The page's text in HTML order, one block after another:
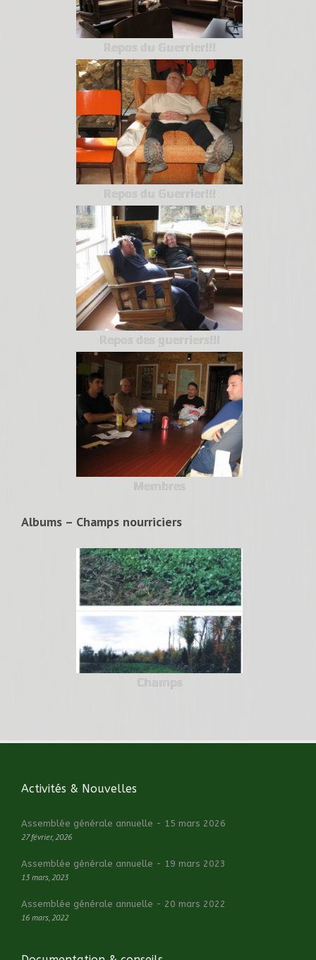
Repos du Guerrier!!!
Repos du Guerrier!!!
Repos des guerriers!!!
Membres
Albums – Champs nourriciers
Champs
Activités & Nouvelles
Assemblée générale annuelle - 15 mars 2026
27 février, 2026
Assemblée générale annuelle - 19 mars 2023
13 mars, 2023
Assemblée générale annuelle - 20 mars 2022
16 mars, 2022